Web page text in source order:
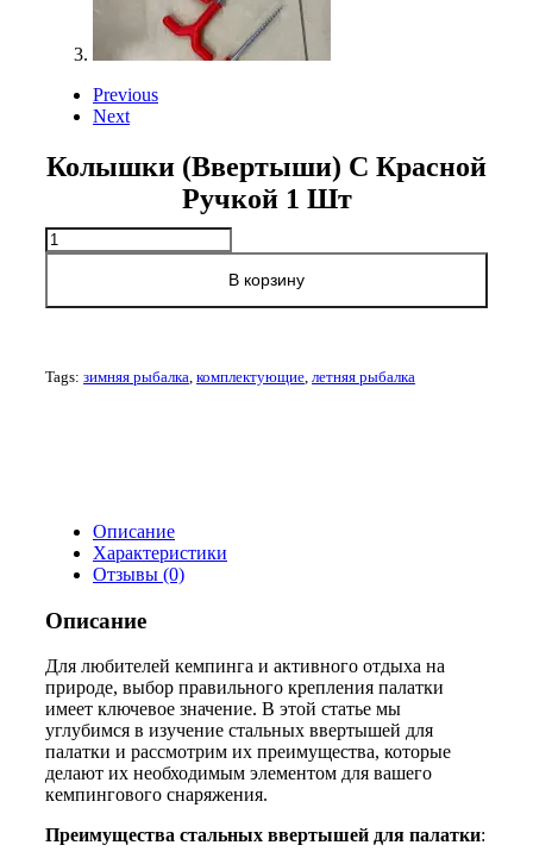
Previous
Next
Колышки (ввертыши) С Красной
Ручкой 1 Шт
Количество
товара
1
В корзину
Tags: зимняя рыбалка, комплектующие, летняя рыбалка
Описание
Характеристики
Отзывы (0)
Описание
Для любителей кемпинга и активного отдыха на
природе, выбор правильного крепления палатки
имеет ключевое значение. В этой статье мы
углубимся в изучение стальных ввертышей для
палатки и рассмотрим их преимущества, которые
делают их необходимым элементом для вашего
кемпингового снаряжения.
Преимуществастальных ввертышей для палатки: